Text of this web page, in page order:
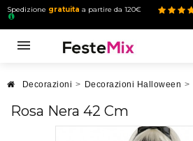
Spedizione gratuita a partire da 120€
Decorazioni > Decorazioni Halloween >
Rosa Nera 42 Cm